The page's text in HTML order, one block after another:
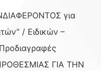
για
/ Ειδικών –
ΓΙΑ ΤΗΝ